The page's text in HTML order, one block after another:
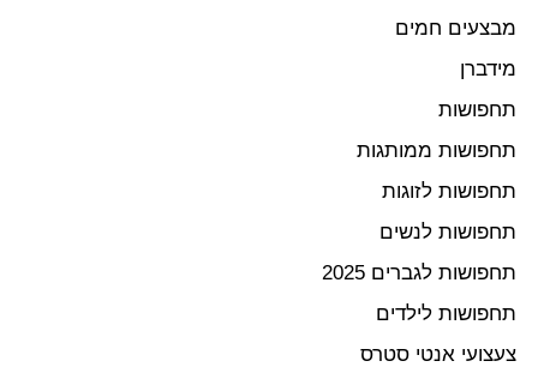
מבצעים חמים
מידברן
תחפושות
תחפושות ממותגות
תחפושות לזוגות
תחפושות לנשים
תחפושות לגברים 2025
תחפושות לילדים
צעצועי אנטי סטרס